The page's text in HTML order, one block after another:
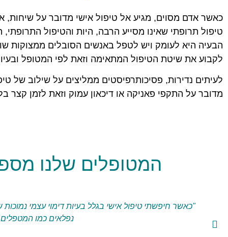
כאשר אדם מסוים, מגיע אל טיפול אישי מדובר על שיחות,
טיפול תרופתי שאינו מסייע הרבה, היות והטיפול
הבעיה היא לעומק ויש לטפל באנשים הסובלים ממצוקות
לקבוע את שיטת הטיפול המתאימה וזאת לפי המטופל
לעיתים נדירות, פסיכותרפיסטים ממליצים על שילוב של
מדובר על התקפי פאניקה או דיכאון עמוק וזאת לזמן קצר
המטופלים שלנו
"כאשר חיפשתי טיפול אישי בגלל בעיות דימוי עצמי
נפלאים כמו